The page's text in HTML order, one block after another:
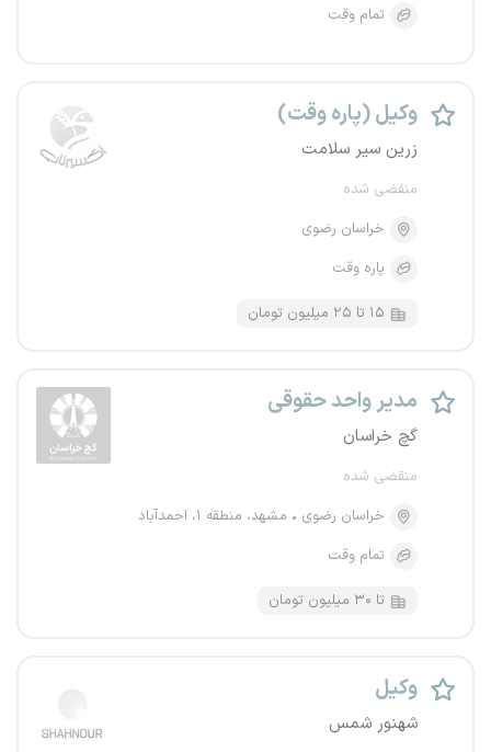
تمام وقت
وکیل (پاره وقت)
زرین سیر سلامت
منقضی شده
خراسان رضوی
پاره وقت
۱۵ تا ۲۵ میلیون تومان
مدیر واحد حقوقی
گچ خراسان
منقضی شده
خراسان رضوی
مشهد، منطقه ۱، احمدآباد
تمام وقت
تا ۳۰ میلیون تومان
وکیل
شهنور شمس